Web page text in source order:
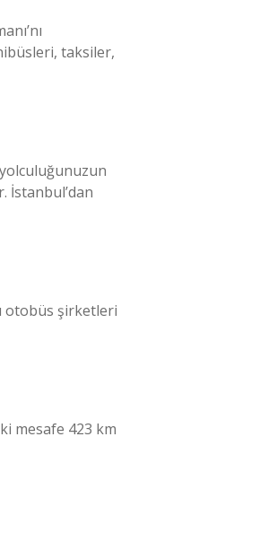
taksiler,
İstanbul’dan
otobüs şirketleri
mesafe 423 km